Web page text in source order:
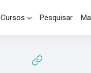
Cursos Pesquisar